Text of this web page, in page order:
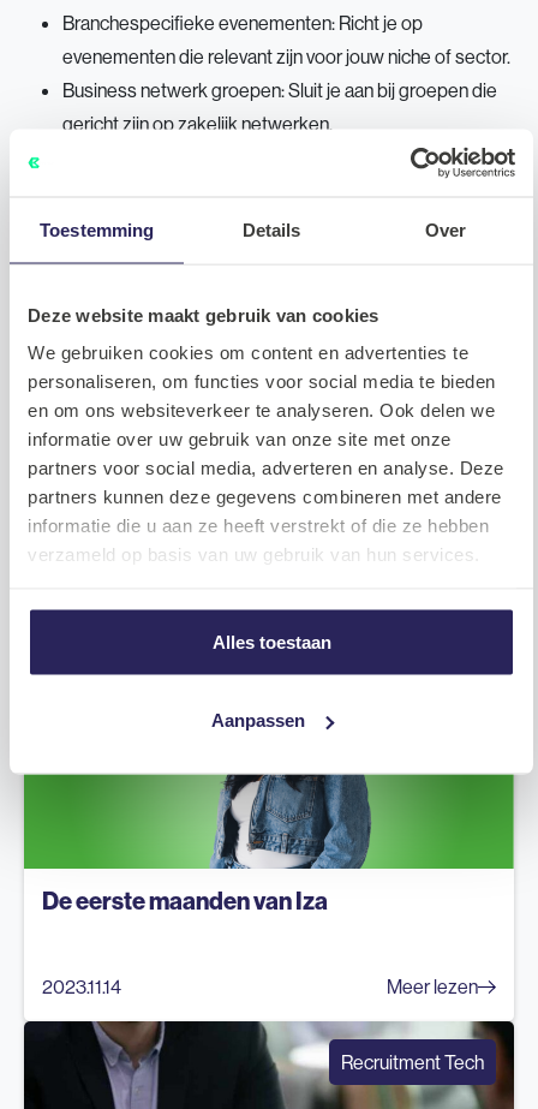
Toestemming Details Over
Deze website maakt gebruik van cookies
We gebruiken cookies om content en advertenties te
personaliseren, om functies voor social media te bieden
en om ons websiteverkeer te analyseren. Ook delen we
informatie over uw gebruik van onze site met onze
partners voor social media, adverteren en analyse. Deze
partners kunnen deze gegevens combineren met andere
informatie die u aan ze heeft verstrekt of die ze hebben
verzameld op basis van uw gebruik van hun services.
Alles toestaan
Aanpassen
Branchespecifieke evenementen: Richt je op
evenementen die relevant zijn voor jouw niche of sector.
Business netwerk groepen: Sluit je aan bij groepen die
gericht zijn op zakelijk netwerken.
Netwerken in de Tech industrie vereist een strategische aanpak en een
maken van zowel online als offline kanalen en te streven naar het bieden
carrière in de technologiewereld kan bevorderen.
Delen LinkedIn
Lees meer Bekijk alle
De eerste maanden van Iza
2023.11.14 Meer lezen
Recruitment Tech